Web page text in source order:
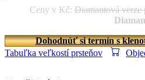
Ceny v Kč: Diamantová
Dohodnúť si termín s
Tabuľka veľkostí prsteňov